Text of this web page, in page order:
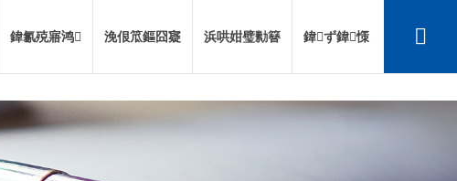
鍏氱殑寤鸿 浼佷笟鏂囧寲 浜哄姏璧勬簮 鍏ず鍏憡